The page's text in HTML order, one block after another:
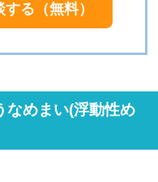
る（無料）
なめまい(浮動性め